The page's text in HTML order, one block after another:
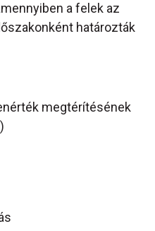
a felek az
határozták
megtérítésének